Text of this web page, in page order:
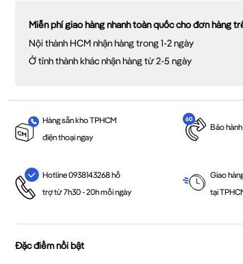
Miễn phí giao hàng nhanh toàn quốc cho đơn hàng
Nội thành HCM nhận hàng trong 1-2 ngày
Ở tỉnh thành khác nhận hàng từ 2-5 ngày
Hàng sẵn kho TPHCM
điện thoại ngay
Bảo
Hotline 0938143268 hỗ
trợ từ 7h30 - 20h mỗi ngày
Giao
tại
Đặc điểm nổi bật